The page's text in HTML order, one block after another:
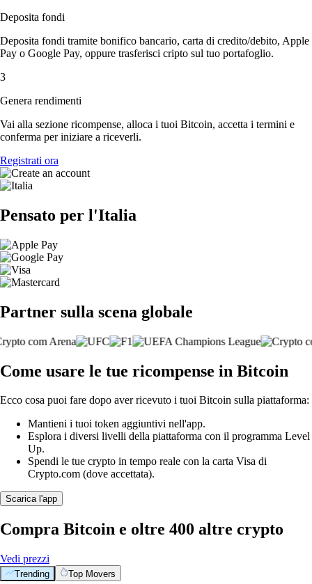
Deposita fondi
Deposita fondi tramite bonifico bancario, carta di credito/debito, Apple
Pay o Google Pay, oppure trasferisci cripto sul tuo portafoglio.
3
Genera rendimenti
Vai alla sezione ricompense, alloca i tuoi Bitcoin, accetta i termini e
conferma per iniziare a riceverli.
Registrati ora
Pensato per l'Italia
Partner sulla scena globale
Come usare le tue ricompense in Bitcoin
Ecco cosa puoi fare dopo aver ricevuto i tuoi Bitcoin sulla piattaforma:
Mantieni i tuoi token aggiuntivi nell'app.
Esplora i diversi livelli della piattaforma con il programma Level
Up.
Spendi le tue crypto in tempo reale con la carta Visa di
Crypto.com (dove accettata).
Scarica l'app
Compra Bitcoin e oltre 400 altre crypto
Vedi prezzi
Trending Top Movers